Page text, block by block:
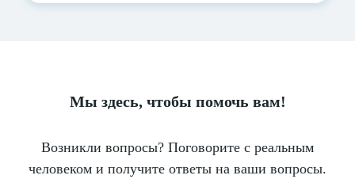
Мы здесь, чтобы помочь вам!
Возникли вопросы? Поговорите с реальным
человеком и получите ответы на ваши вопросы.